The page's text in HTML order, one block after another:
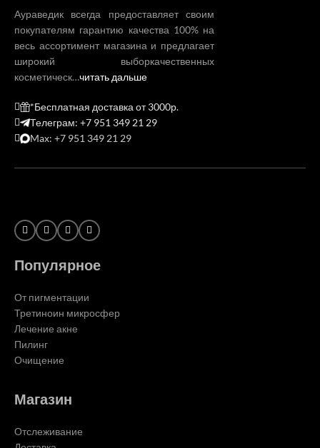
Аураведик всегда предоставляет своим
покупателям гарантию качества 100% на
весь ассортимент магазина и предлагает
широкий выборкачественных
косметическ…читать дальше
*Бесплатная доставка от 3000р.
Телеграм: +7 951 349 21 29
Max: +7 951 349 21 29
Популярное
От пигментации
Третиноин микросфер
Лечение акне
Пилинг
Очищение
Магазин
Отслеживание